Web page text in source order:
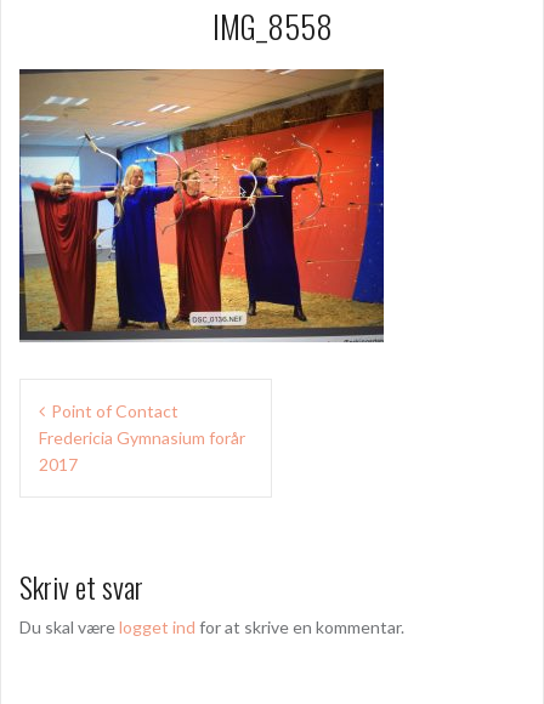
IMG_8558
Indlægsnavigation
Point of Contact
Fredericia Gymnasium forår
2017
Skriv et svar
Du skal værelogget ind for at skrive en kommentar.